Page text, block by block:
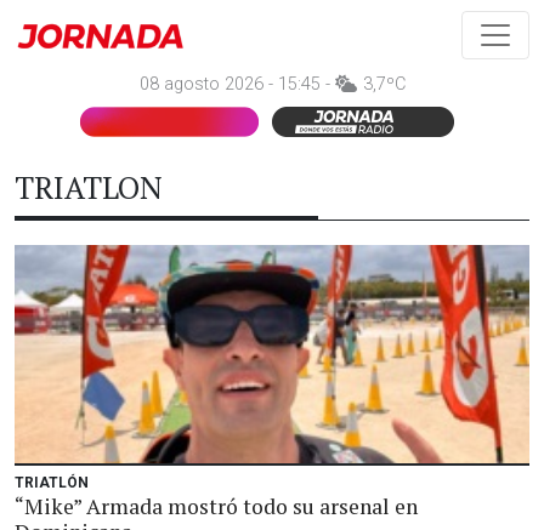
08 agosto 2026 - 15:45 - 3,7ºC
TRIATLON
TRIATLÓN
“Mike” Armada mostró todo su arsenal en